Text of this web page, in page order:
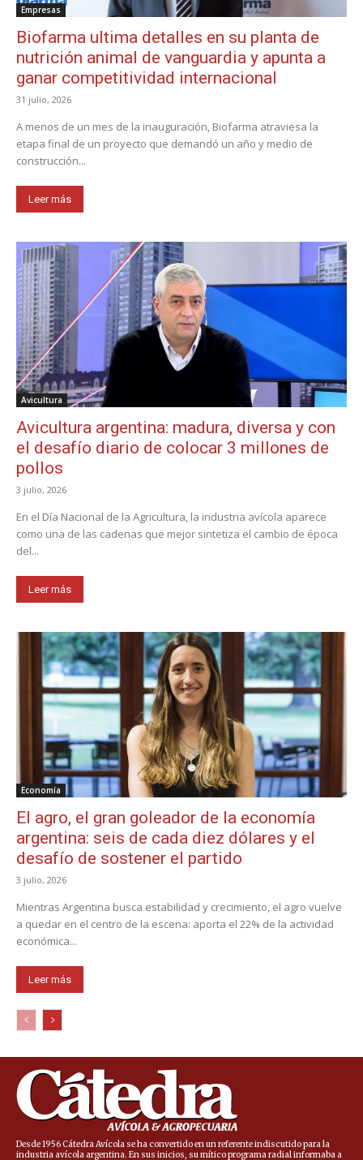
Empresas
Biofarma ultima detalles en su planta de
nutrición animal de vanguardia y apunta a
ganar competitividad internacional
31 julio, 2026
A menos de un mes de la inauguración, Biofarma atraviesa la
etapa final de un proyecto que demandó un año y medio de
construcción...
Leer más
Avicultura
Avicultura argentina: madura, diversa y con
el desafío diario de colocar 3 millones de
pollos
3 julio, 2026
En el Día Nacional de la Agricultura, la industria avícola aparece
como una de las cadenas que mejor sintetiza el cambio de época
del...
Leer más
Economía
El agro, el gran goleador de la economía
argentina: seis de cada diez dólares y el
desafío de sostener el partido
3 julio, 2026
Mientras Argentina busca estabilidad y crecimiento, el agro vuelve
a quedar en el centro de la escena: aporta el 22% de la actividad
económica...
Leer más
Desde 1956 Cátedra Avícola se ha convertido en un referente indiscutido para la
industria avícola argentina. En sus inicios, su mítico programa radial informaba a